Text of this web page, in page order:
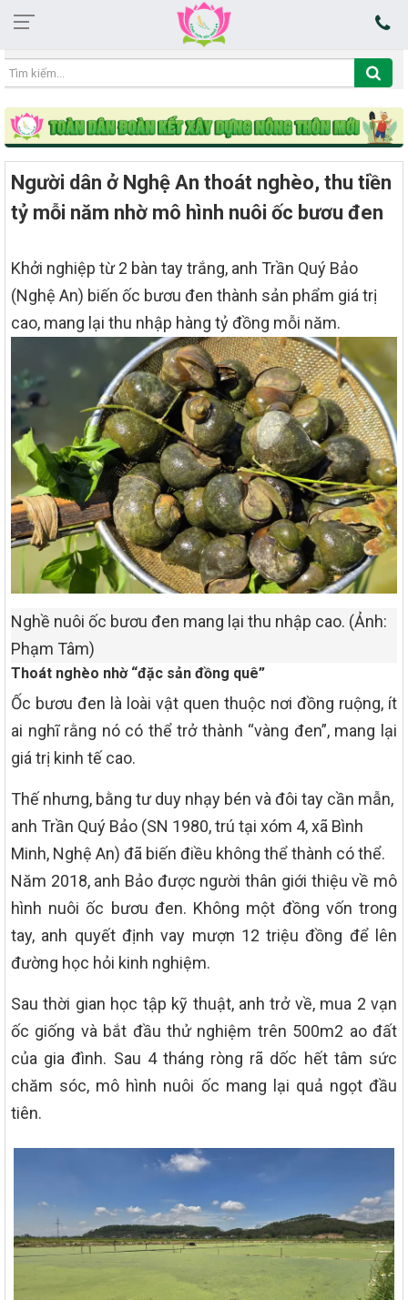
03:53:34 09/08/2026
Người dân ở Nghệ An thoát nghèo, thu tiền
tỷ mỗi năm nhờ mô hình nuôi ốc bươu đen
Khởi nghiệp từ 2 bàn tay trắng, anh Trần Quý Bảo
(Nghệ An) biến ốc bươu đen thành sản phẩm giá trị
cao, mang lại thu nhập hàng tỷ đồng mỗi năm.
Nghề nuôi ốc bươu đen mang lại thu nhập cao. (Ảnh:
Phạm Tâm)
Thoát nghèo nhờ “đặc sản đồng quê”
Ốc bươu đen là loài vật quen thuộc nơi đồng ruộng, ít
ai nghĩ rằng nó có thể trở thành “vàng đen”, mang lại
giá trị kinh tế cao.
Thế nhưng, bằng tư duy nhạy bén và đôi tay cần mẫn,
anh Trần Quý Bảo (SN 1980, trú tại xóm 4, xã Bình
Minh, Nghệ An) đã biến điều không thể thành có thể.
Năm 2018, anh Bảo được người thân giới thiệu về mô
hình nuôi ốc bươu đen. Không một đồng vốn trong
tay, anh quyết định vay mượn 12 triệu đồng để lên
đường học hỏi kinh nghiệm.
Sau thời gian học tập kỹ thuật, anh trở về, mua 2 vạn
ốc giống và bắt đầu thử nghiệm trên 500m2 ao đất
của gia đình. Sau 4 tháng ròng rã dốc hết tâm sức
chăm sóc, mô hình nuôi ốc mang lại quả ngọt đầu
tiên.